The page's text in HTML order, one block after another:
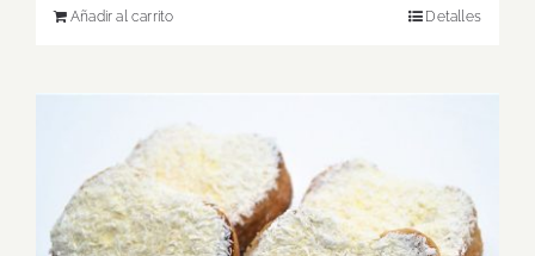
Añadir al carrito Detalles